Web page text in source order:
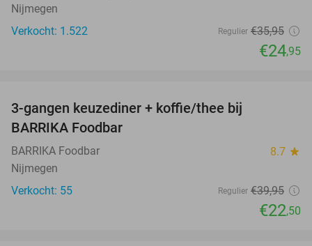
Nijmegen
Verkocht: 1.522
Regulier €35,95
€24,95
3-gangen keuzediner + koffie/thee bij
BARRIKA Foodbar
BARRIKA Foodbar 8.7 star
Nijmegen
Verkocht: 55
Regulier €39,95
€22,50